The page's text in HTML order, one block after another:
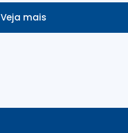
Veja mais